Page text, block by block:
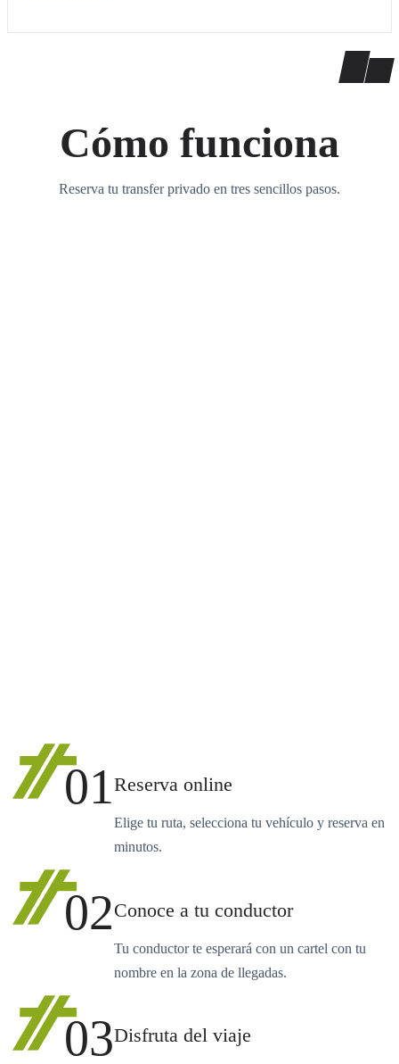
Cómo funciona
Reserva tu transfer privado en tres sencillos pasos.
01Reserva online
Elige tu ruta, selecciona tu vehículo y reserva en
minutos.
02Conoce a tu conductor
Tu conductor te esperará con un cartel con tu
nombre en la zona de llegadas.
03Disfruta del viaje